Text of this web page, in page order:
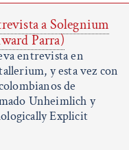
a Solegnium
Parra)
entrevista en
y esta vez con
de
Unheimlich y
Explicit